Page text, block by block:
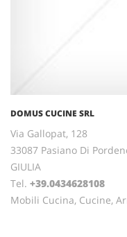
DOMUS CUCINE SRL
Via Gallopat, 128
33087 Pasiano Di
GIULIA
Tel. +39.0434628108
Mobili Cucina, Cucine,